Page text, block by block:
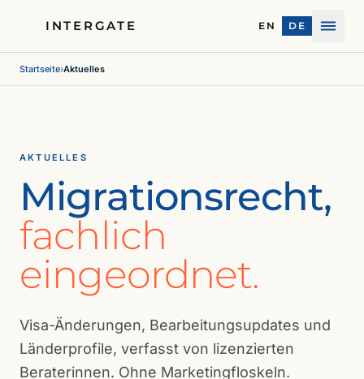
INTERGATE EN DE
Menü
Startseite›Aktuelles
AKTUELLES
Migrationsrecht,
fachlich
eingeordnet.
Visa-Änderungen, Bearbeitungsupdates und
Länderprofile, verfasst von lizenzierten
Beraterinnen. Ohne Marketingfloskeln.